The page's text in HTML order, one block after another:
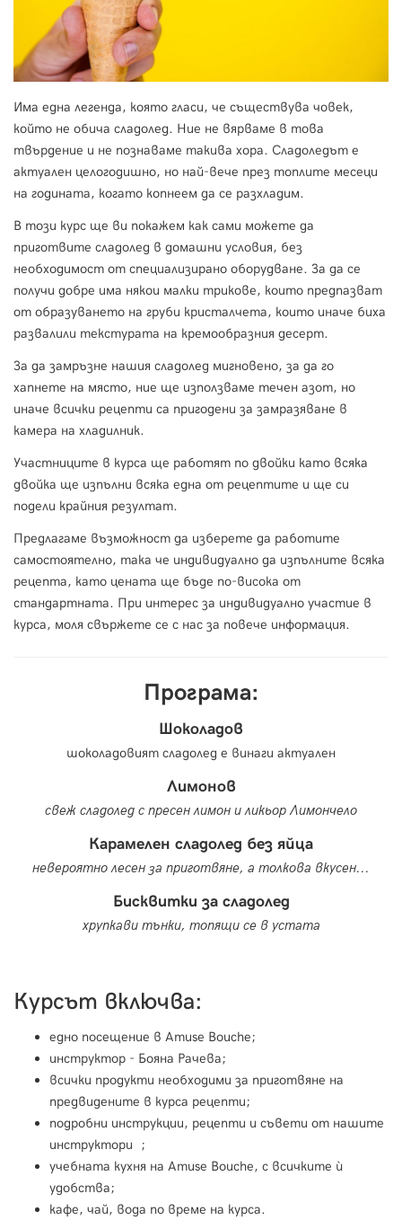
Има една легенда, която гласи, че съществува човек,
който не обича сладолед. Ние не вярваме в това
твърдение и не познаваме такива хора. Сладоледът е
актуален целогодишно, но най-вече през топлите месеци
на годината, когато копнеем да се разхладим.
В този курс ще ви покажем как сами можете да
приготвите сладолед в домашни условия, без
необходимост от специализирано оборудване. За да се
получи добре има някои малки трикове, които предпазват
от образуването на груби кристалчета, които иначе биха
развалили текстурата на кремообразния десерт.
За да замръзне нашия сладолед мигновено, за да го
хапнете на място, ние ще използваме течен азот, но
иначе всички рецепти са пригодени за замразяване в
камера на хладилник.
Участниците в курса ще работят по двойки като всяка
двойка ще изпълни всяка една от рецептите и ще си
подели крайния резултат.
Предлагаме възможност да изберете да работите
самостоятелно, така че индивидуално да изпълните всяка
рецепта, като цената ще бъде по-висока от
стандартната. При интерес за индивидуално участие в
курса, моля свържете се с нас за повече информация.
Програма:
Шоколадов
шоколадовият сладолед е винаги актуален
Лимонов
свеж сладолед с пресен лимон и ликьор Лимончело
Карамелен сладолед без яйца
невероятно лесен за приготвяне, а толкова вкусен...
Бисквитки за сладолед
хрупкави тънки, топящи се в устата
Курсът включва:
едно посещение в Amuse Bouche;
инструктор - Бояна Рачева;
всички продукти необходими за приготвяне нa
предвидените в курса рецепти;
подробни инструкции, рецепти и съвети от нашите
инструктори ;
учебната кухня на Amuse Bouche, с всичките ѝ
удобства;
кафе, чай, вода по време на курса.